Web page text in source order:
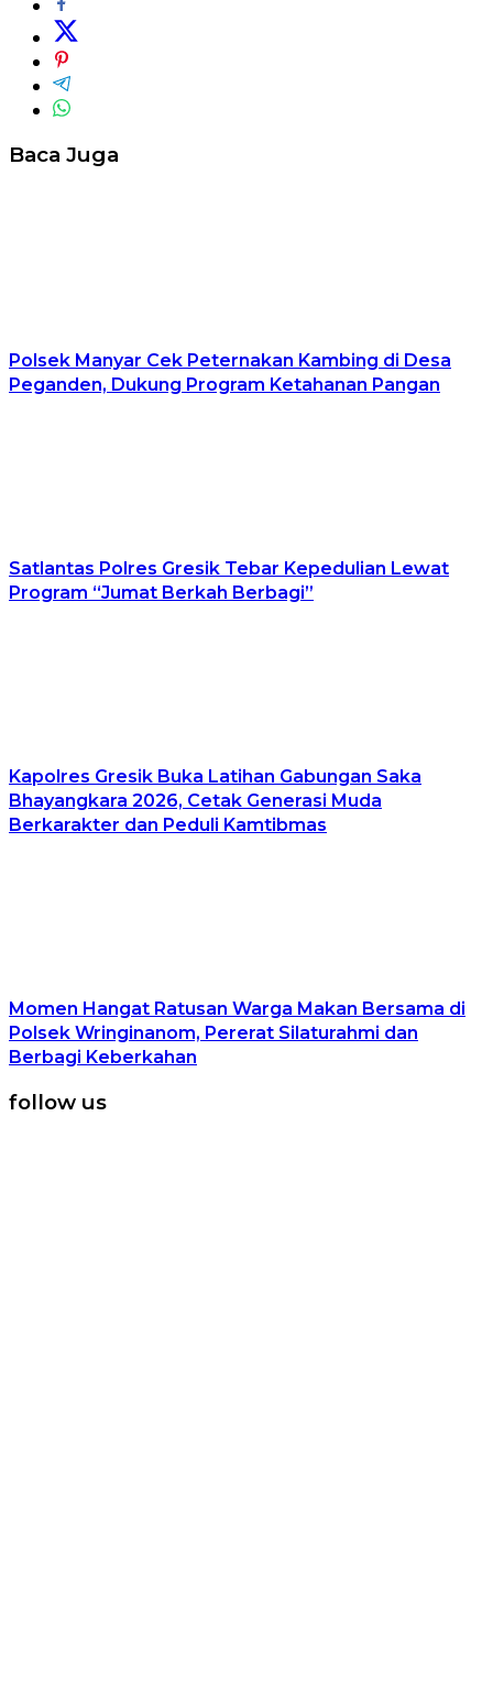
Baca Juga
Polsek Manyar Cek Peternakan Kambing di Desa
Peganden, Dukung Program Ketahanan Pangan
Satlantas Polres Gresik Tebar Kepedulian Lewat
Program “Jumat Berkah Berbagi”
Kapolres Gresik Buka Latihan Gabungan Saka
Bhayangkara 2026, Cetak Generasi Muda
Berkarakter dan Peduli Kamtibmas
Momen Hangat Ratusan Warga Makan Bersama di
Polsek Wringinanom, Pererat Silaturahmi dan
Berbagi Keberkahan
follow us